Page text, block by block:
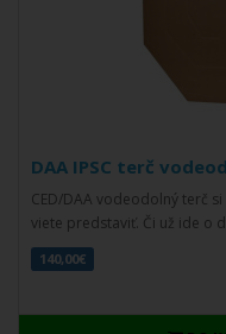
DAA IPSC terč
CED/DAA vodeodolný terč
viete predstaviť. Či už ide o
140,00€